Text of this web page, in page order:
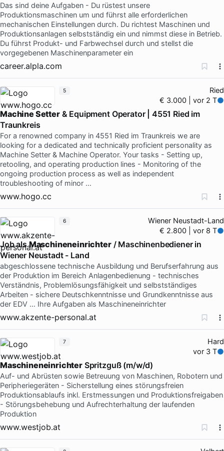
Das sind deine Aufgaben - Du rüstest unsere
Produktionsmaschinen um und führst alle erforderlichen
mechanischen Einstellungen durch. Du richtest Maschinen und
Produktionsanlagen selbstständig ein und nimmst diese in Betrieb.
Du führst Produkt- und Farbwechsel durch und stellst die
vorgegebenen Maschinenparameter ein
career.alpla.com
Ried
€ 3.000 | vor 2 T
Machine Setter& Equipment Operator | 4551 Ried im
Traunkreis
For a renowned company in 4551 Ried im Traunkreis we are
looking for a dedicated and technically proficient personality as
Machine Setter & Machine Operator. Your tasks - Setting up,
retooling, and operating production lines - Monitoring of the
ongoing production process as well as independent
troubleshooting of minor …
www.hogo.cc
5
Wiener Neustadt-Land
€ 2.800 | vor 8 T
Job alsMaschineneinrichter/ Maschinenbediener in
Wiener Neustadt - Land
abgeschlossene technische Ausbildung und Berufserfahrung aus
der Produktion im Bereich Anlagenbedienung - technisches
Verständnis, Problemlösungsfähigkeit und selbstständiges
Arbeiten - sichere Deutschkenntnisse und Grundkenntnisse aus
der EDV … Ihre Aufgaben als Maschineneinrichter
www.akzente-personal.at
6
Hard
vor 3 T
MaschineneinrichterSpritzguß (m/w/d)
Auf- und Abrüsten sowie Betreuung von Maschinen, Robotern und
Peripheriegeräten - Sicherstellung eines störungsfreien
Produktionsablaufs inkl. Erstmessungen und Produktionsfreigaben
- Störungsbehebung und Aufrechterhaltung der laufenden
Produktion
www.westjob.at
7